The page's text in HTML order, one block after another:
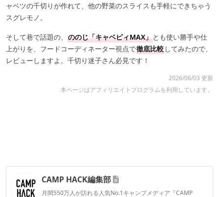
ャベツの千切りが作れて、他の野菜のスライスも手軽にできちゃう
スグレモノ。
そして巷で話題の、 ののじ「キャベピィMAX」とも使い勝手や仕
上がりを、フードコーディネーター視点で徹底比較 してみたので、
レビューしますよ。千切り迷子さん必見です！
2026/06/03 更新
本ページはアフィリエイトプログラムを利用しています。
CAMP HACK編集部
月間550万人が訪れる人気No.1キャンプメディア『CAMP